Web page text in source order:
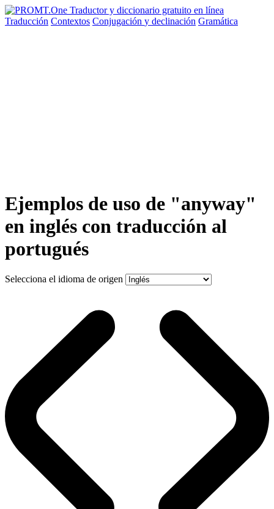
Traducción Contextos Conjugación y declinación Gramática
Ejemplos de uso de "anyway"
en inglés con traducción al
portugués
Selecciona el idioma de origen